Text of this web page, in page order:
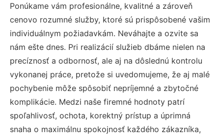
Ponúkame vám profesionálne, kvalitné a zároveň
cenovo rozumné služby, ktoré sú prispôsobené vašim
individuálnym požiadavkám. Neváhajte a ozvite sa
nám ešte dnes. Pri realizácií služieb dbáme nielen na
precíznosť a odbornosť, ale aj na dôslednú kontrolu
vykonanej práce, pretože si uvedomujeme, že aj malé
pochybenie môže spôsobiť nepríjemné a zbytočné
komplikácie. Medzi naše firemné hodnoty patrí
spoľahlivosť, ochota, korektný prístup a úprimná
snaha o maximálnu spokojnosť každého zákazníka,